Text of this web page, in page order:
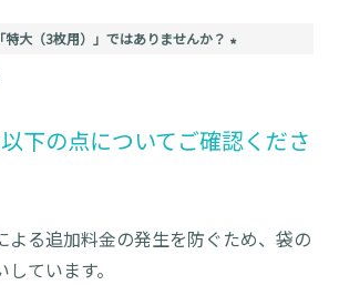
特大（3枚用）」ではありませんか？
)
下の点についてご確認くださ
よる追加料金の発生を防ぐため、袋の
ています。